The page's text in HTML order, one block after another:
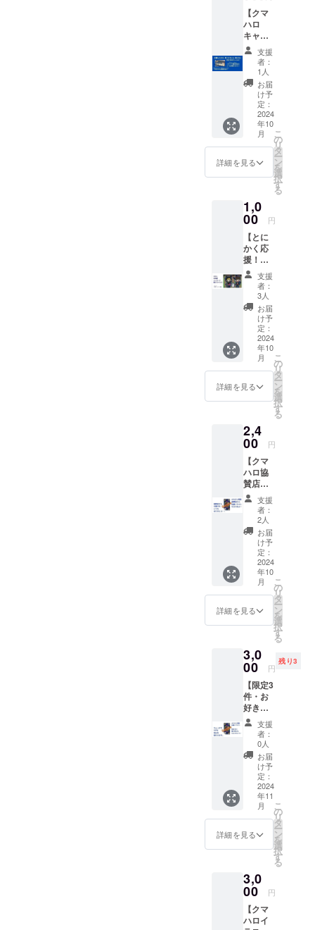
若干暑
苦しい
御礼
メッ
セージ
が届き
ます！
※ 上乗
せ支援
も可能
です。
お名前
の掲載
は
ちょっ
りのリ
ターン
です。
【クマ
ハロ
キャプ
テンか
らスタ
ンプラ
リーの
スタン
プ代わ
りにな
るシー
ル（ス
タンプ2
個分相
当）を
貰え
権】
2024/10
/26，27
に、熊
谷市の
どこか
をうろ
ついて
いるク
マハロ
キャプ
テンか
ら、
「クマ
ハロ
2024ス
タンプ
ンプ2個
分相当
のシー
ルが貰
えちゃ
いま
す！
ゴール
はおな
じみ
「いっ
てん
べー
す。by
カール
ヴァ
ン」さ
どこに
いるか
は、ク
マハロ
SNSア
カウン
ト
（Insta
gram、
facebo
ok、元
Twitter
）で
チェッ
ク！
ター
ン】
2024ス
タンプ
ラ
リー」
のスタ
支援
者：
1人
お届
け予
定：
2024
年10
月
詳細を見る
こ
の
リ
タ
ー
ン
を
選
択
す
る
1,0
00 円
【とに
かく応
援！】
クマハ
ロを応
援した
くて、
名前や
メッ
セージ
を載せ
たりし
たい人
にぴっ
たりの
リター
す！
【リ
ター
ン】 ・
クマハ
ロSNS
でお名
前と
メッ
セージ
を紹介
しま
す！
（テキ
ストに
なりま
す） 期
ントが
存続す
る限り
ずっと
※支援
時、必
ず備考
欄にご
希望の
お名前
をご記
入くだ
さい。
匿名可
能で
す。
メッ
願いし
ます。
※お名前
の掲載
を望ま
支援
者：
3人
お届
け予
定：
2024
年10
月
詳細を見る
こ
の
リ
タ
ー
ン
を
選
択
す
る
2,4
00 円
【クマ
ハロ協
賛店さ
んのお
菓子代
の一部
を肩代
わりで
きちゃ
う権】
何かと
大変な
クマハ
ロ協賛
店さん
へ、感
持ちを
届けら
れま
す！
【リ
ター
ン】 事
務手数
料を除
いた支
援額の
約8割
（1,500
円）
を、ご
希望の
協賛店
ししま
す。 ま
た、応
援した
い協賛
支援
者：
2人
お届
け予
定：
2024
年10
月
詳細を見る
こ
の
リ
タ
ー
ン
を
選
択
す
る
3,0
00 円
残り3
【限定3
件・お
好きな
フレー
ズを載
せたeMi
さんの
イラス
トが貰
えちゃ
う権】
実は
ファン
も多数
のクマ
ハロイ
レー
ターeMi
さんの
イラス
トが貰
支援
者：
0人
お届
け予
定：
2024
年11
月
詳細を見る
こ
の
リ
タ
ー
ン
を
選
択
す
る
3,0
00 円
【クマ
ハロイ